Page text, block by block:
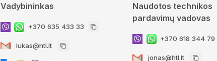
Vadybininkas
+370 635 433 33
lukas@htl.lt
Naudotos technikos
pardavimų vadovas
+370 618 344 79
jonas@htl.lt